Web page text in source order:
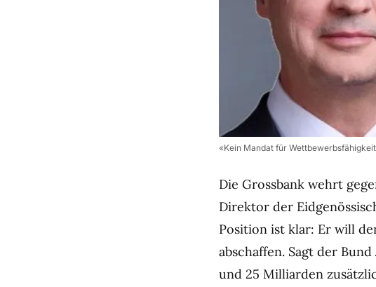
«Kein Mandat für
Die Grossbank wehrt
Direktor der
Position ist klar: Er will
abschaffen. Sagt der
und 25 Milliarden